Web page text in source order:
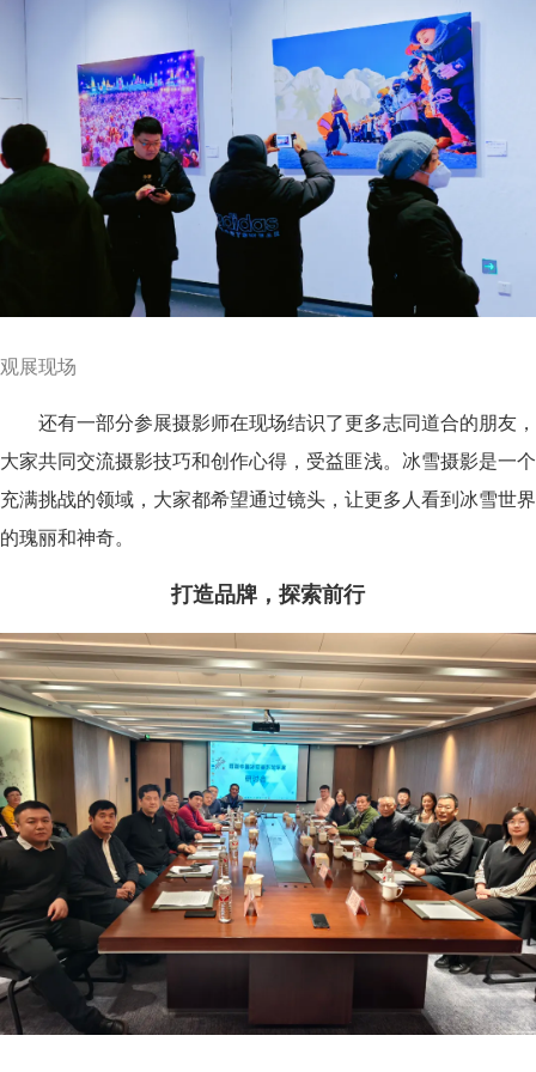
观展现场
还有一部分参展摄影师在现场结识了更多志同道合的朋友，
大家共同交流摄影技巧和创作心得，受益匪浅。冰雪摄影是一个
充满挑战的领域，大家都希望通过镜头，让更多人看到冰雪世界
的瑰丽和神奇。
打造品牌，探索前行